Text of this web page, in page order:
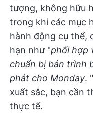
tượng, không hữu
trong khi các mục
hành động cụ thể,
hạn như "phối hợp
chuẩn bị bản trình
phát cho Monday.
xuất sắc, bạn cần
thực tế.